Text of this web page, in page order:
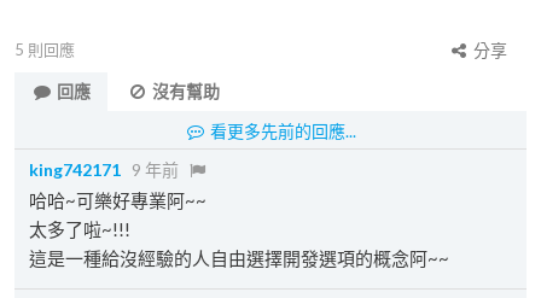
5 則回應
分享
回應
沒有幫助
看更多先前的回應...
king742171 9 年前
哈哈~可樂好專業阿~~
太多了啦~!!!
這是一種給沒經驗的人自由選擇開發選項的概念阿~~